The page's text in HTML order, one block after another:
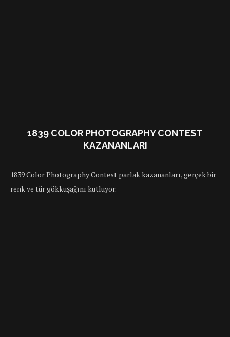
1839 COLOR PHOTOGRAPHY CONTEST
KAZANANLARI
1839 Color Photography Contest parlak kazananları, gerçek bir
renk ve tür gökkuşağını kutluyor.